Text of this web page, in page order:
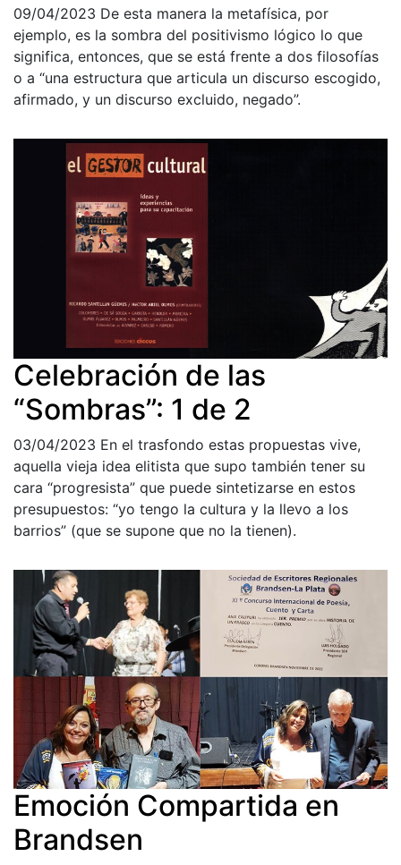
09/04/2023 De esta manera la metafísica, por
ejemplo, es la sombra del positivismo lógico lo que
significa, entonces, que se está frente a dos filosofías
o a “una estructura que articula un discurso escogido,
afirmado, y un discurso excluido, negado”.
Celebración de las
“Sombras”: 1 de 2
03/04/2023 En el trasfondo estas propuestas vive,
aquella vieja idea elitista que supo también tener su
cara “progresista” que puede sintetizarse en estos
presupuestos: “yo tengo la cultura y la llevo a los
barrios” (que se supone que no la tienen).
Emoción Compartida en
Brandsen